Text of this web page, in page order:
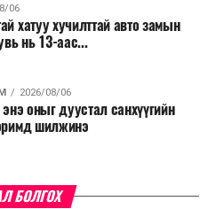
06
хатуу хучилттай авто замын
нь 13-аас...
2026/08/06
энэ оныг дуустал санхүүгийн
шилжинэ
БОЛГОХ